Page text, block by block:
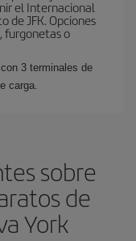
el Internacional
de JFK. Opciones
furgonetas o
3 terminales de
carga.
sobre
de
York